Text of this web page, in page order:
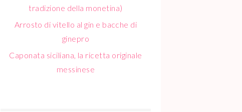
tradizione della monetina)
Arrosto di vitello al gin e bacche di
ginepro
Caponata siciliana, la ricetta originale
messinese